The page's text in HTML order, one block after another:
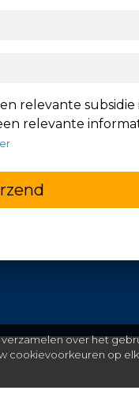
relevante
relevante
over het
cookievoorkeuren op